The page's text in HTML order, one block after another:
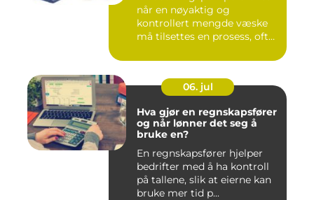
når en nøyaktig og
kontrollert mengde væske
må tilsettes en prosess, ofte
06. jul
Hva gjør en regnskapsfører
og når lønner det seg å
bruke en?
En regnskapsfører hjelper
bedrifter med å ha kontroll
på tallene, slik at eierne kan
bruke mer tid p...